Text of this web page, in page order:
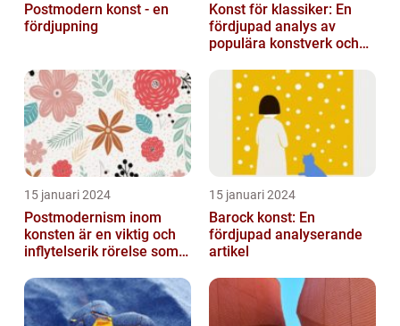
Postmodern konst - en
fördjupning
Konst för klassiker: En
fördjupad analys av
populära konstverk och
15 januari 2024
Postmodernism inom
konsten är en viktig och
inflytelserik rörelse som
normer o...
15 januari 2024
Barock konst: En
fördjupad analyserande
artikel